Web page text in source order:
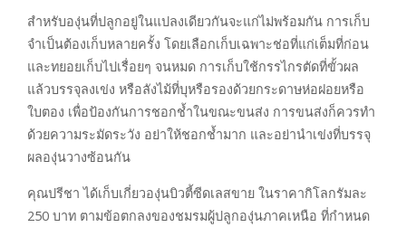
สำหรับองุ่นที่ปลูกอยู่ในแปลงเดียวกันจะแก่ไม่พร้อมกัน การเก็บ
จำเป็นต้องเก็บหลายครั้ง โดยเลือกเก็บเฉพาะช่อที่แก่เต็มที่ก่อน
และทยอยเก็บไปเรื่อยๆ จนหมด การเก็บใช้กรรไกรตัดที่ขั้วผล
แล้วบรรจุลงเข่ง หรือลังไม้ที่บุหรือรองด้วยกระดาษห่อฝอยหรือ
ใบตอง เพื่อป้องกันการชอกช้ำในขณะขนส่ง การขนส่งก็ควรทำ
ด้วยความระมัดระวัง อย่าให้ชอกช้ำมาก และอย่านำเข่งที่บรรจุ
ผลองุ่นวางซ้อนกัน
คุณปรีชา ได้เก็บเกี่ยวองุ่นบิวตี้ซีดเลสขาย ในราคากิโลกรัมละ
250 บาท ตามข้อตกลงของชมรมผู้ปลูกองุ่นภาคเหนือ ที่กำหนด